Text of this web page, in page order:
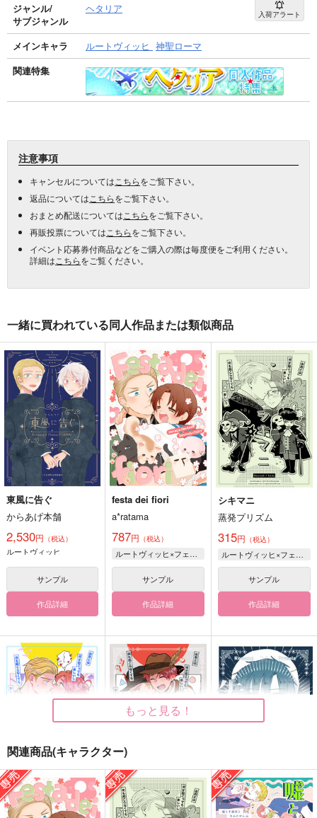
ジャンル/
サブジャンル
ヘタリア 入荷アラート
メインキャラ ルートヴィッヒ 神聖ローマ
関連特集
注意事項
キャンセルについては こちらをご覧下さい。
返品については こちらをご覧下さい。
おまとめ配送については こちらをご覧下さい。
再販投票については こちらをご覧下さい。
イベント応募券付商品などをご購入の際は毎度便をご利用ください。
詳細は こちらをご覧ください。
一緒に買われている同人作品または類似商品
東風に告ぐ
からあげ本舗
2,530円 （税込）
ルートヴィッヒ
サンプル
作品詳細
festa dei fiori
a*ratama
787円 （税込）
ルートヴィッヒ×フェリシアーノ
サンプル
作品詳細
シキマニ
蒸発プリズム
315円 （税込）
ルートヴィッヒ×フェリシアーノ
サンプル
作品詳細
ナツウミ
蒸発プリズム
アキソラ
蒸発プリズム
失楽園
からあげ本舗
もっと見る！
関連商品(キャラクター)